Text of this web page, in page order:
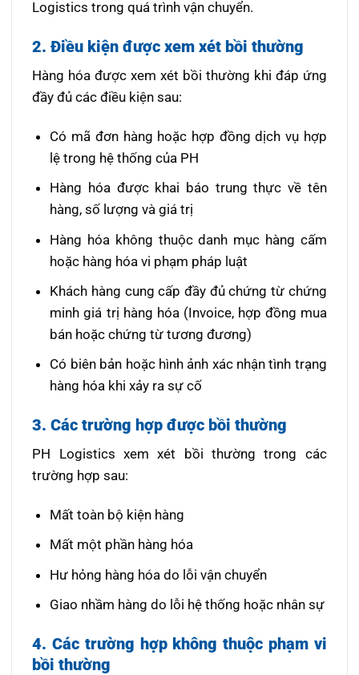
Logistics trong quá trình vận chuyển.
2. Điều kiện được xem xét bồi thường
Hàng hóa được xem xét bồi thường khi đáp ứng
đầy đủ các điều kiện sau:
Có mã đơn hàng hoặc hợp đồng dịch vụ hợp
lệ trong hệ thống của PH
Hàng hóa được khai báo trung thực về tên
hàng, số lượng và giá trị
Hàng hóa không thuộc danh mục hàng cấm
hoặc hàng hóa vi phạm pháp luật
Khách hàng cung cấp đầy đủ chứng từ chứng
minh giá trị hàng hóa (Invoice, hợp đồng mua
bán hoặc chứng từ tương đương)
Có biên bản hoặc hình ảnh xác nhận tình trạng
hàng hóa khi xảy ra sự cố
3. Các trường hợp được bồi thường
PH Logistics xem xét bồi thường trong các
trường hợp sau:
Mất toàn bộ kiện hàng
Mất một phần hàng hóa
Hư hỏng hàng hóa do lỗi vận chuyển
Giao nhầm hàng do lỗi hệ thống hoặc nhân sự
4. Các trường hợp không thuộc phạm vi
bồi thường